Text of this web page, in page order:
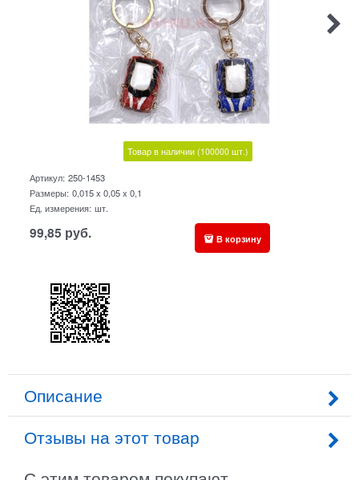
Товар в наличии (100000 шт.)
Артикул: 250-1453
Размеры: 0,015 x 0,05 x 0,1
Ед. измерения: шт.
99,85 руб. В корзину
Описание
Отзывы на этот товар